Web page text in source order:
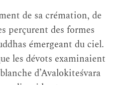
de sa crémation, de
perçurent des formes
émergeant du ciel.
les dévots examinaient
d’Avalokiteśvara